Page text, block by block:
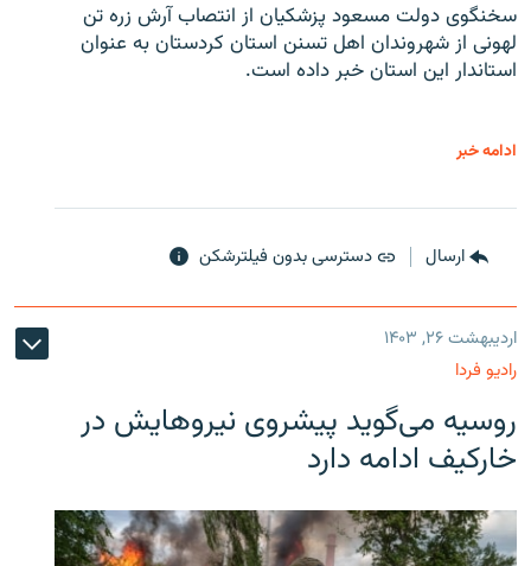
سخنگوی دولت مسعود پزشکیان از انتصاب آرش زره تن
لهونی از شهروندان اهل تسنن استان کردستان به عنوان
استاندار این استان خبر داده است.
ادامه خبر
ارسال دسترسی بدون فیلترشکن
اردیبهشت ۲۶, ۱۴۰۳
رادیو فردا
روسیه می‌گوید پیشروی نیروهایش در
خارکیف ادامه دارد